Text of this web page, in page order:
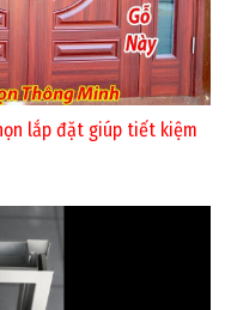
lắp đặt giúp tiết kiệm